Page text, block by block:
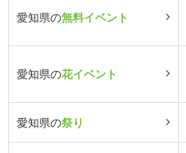
愛知県の無料イベント
愛知県の花イベント
愛知県の祭り